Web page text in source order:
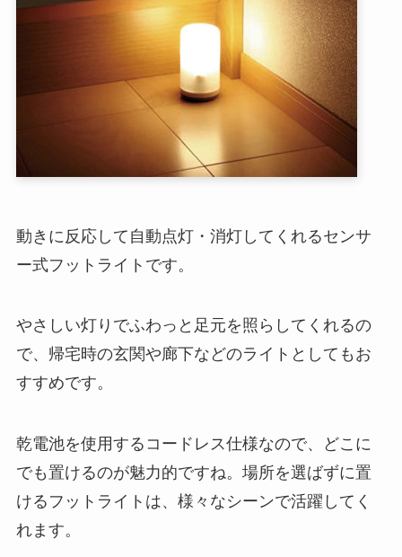
動きに反応して自動点灯・消灯してくれるセンサ
ー式フットライトです。
やさしい灯りでふわっと足元を照らしてくれるの
で、帰宅時の玄関や廊下などのライトとしてもお
すすめです。
乾電池を使用するコードレス仕様なので、どこに
でも置けるのが魅力的ですね。場所を選ばずに置
けるフットライトは、様々なシーンで活躍してく
れます。